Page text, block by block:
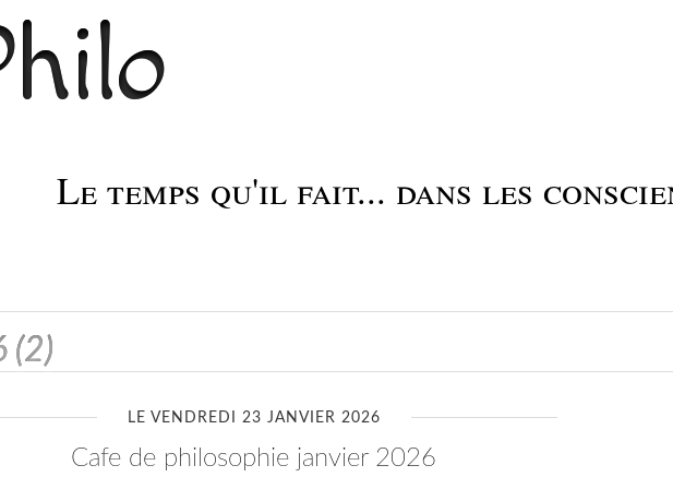
Le temps qu'il fait... dans les
(2)
LE VENDREDI 23 JANVIER 2026
cafe de philosophie janvier 2026